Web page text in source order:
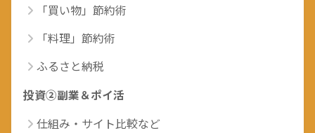
「買い物」節約術
「料理」節約術
ふるさと納税
投資②副業＆ポイ活
仕組み・サイト比較など